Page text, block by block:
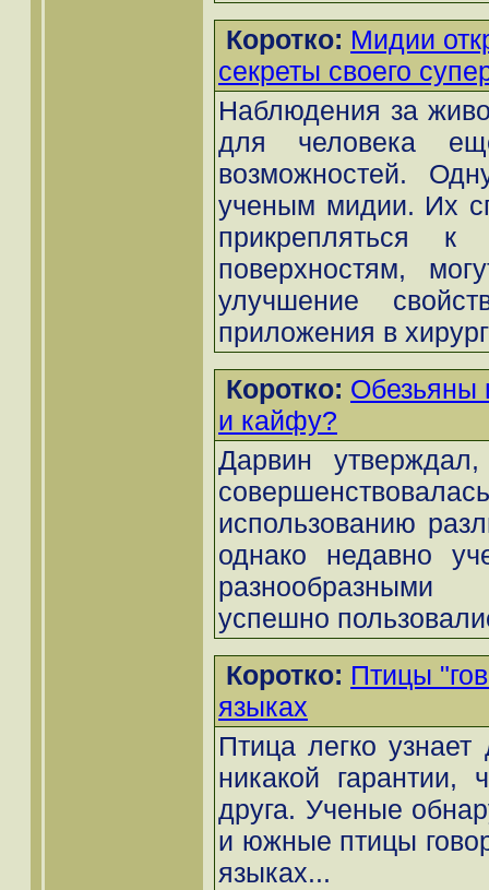
Коротко: Мидии
секреты своего
Наблюдения за
для человека
возможностей.
ученым мидии. Их
прикрепляться
поверхностям,
улучшение
приложения в
Коротко: Обезьяны
и кайфу?
Дарвин
использованию
однако недавно
разнообразными
успешно
Коротко: Птицы
языках
Птица легко
никакой гарантии,
друга. Ученые
и южные птицы
языках...